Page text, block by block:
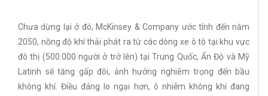
Chưa dừng lại ở đó, McKinsey & Company ước tính đến năm
2050, nồng độ khí thải phát ra từ các dòng xe ô tô tại khu vực
đô thị (500.000 người ở trở lên) tại Trung Quốc, Ấn Độ và Mỹ
Latinh sẽ tăng gấp đôi, ảnh hưởng nghiêm trọng đến bầu
không khí. Điều đáng lo ngại hơn, ô nhiễm không khí đang